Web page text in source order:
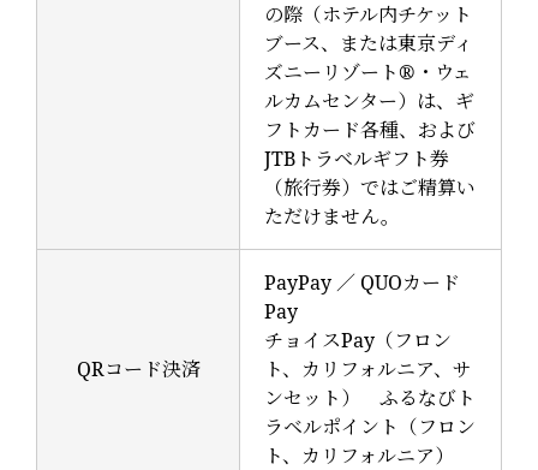
の際（ホテル内チケット
ブース、または東京ディ
ズニーリゾート®・ウェ
ルカムセンター）は、ギ
フトカード各種、および
JTBトラベルギフト券
（旅行券）ではご精算い
ただけません。
QRコード決済
PayPay ／ QUOカード
Pay
チョイスPay（フロン
ト、カリフォルニア、サ
ンセット） ふるなびト
ラベルポイント（フロン
ト、カリフォルニア）